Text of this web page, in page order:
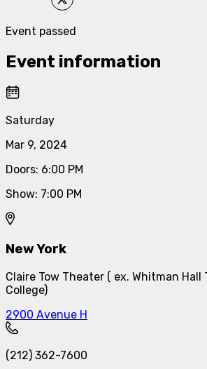
Event passed
Event information
Saturday
Mar 9, 2024
Doors: 6:00 PM
Show: 7:00 PM
New York
Claire Tow Theater ( ex. Whitman Hall
College)
2900 Avenue H
(212) 362-7600